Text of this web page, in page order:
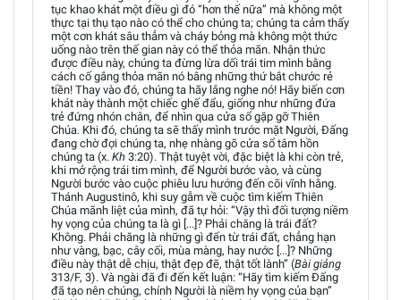
tục khao khát một điều gì đó “hơn thế nữa” mà không một
thực tại thụ tạo nào có thể cho chúng ta; chúng ta cảm thấy
một cơn khát sâu thẳm và cháy bỏng mà không một thức
uống nào trên thế gian này có thể thỏa mãn. Nhận thức
được điều này, chúng ta đừng lừa dối trái tim mình bằng
cách cố gắng thỏa mãn nó bằng những thứ bắt chước rẻ
tiền! Thay vào đó, chúng ta hãy lắng nghe nó! Hãy biến cơn
khát này thành một chiếc ghế đẩu, giống như những đứa
trẻ đứng nhón chân, để nhìn qua cửa sổ gặp gỡ Thiên
Chúa. Khi đó, chúng ta sẽ thấy mình trước mặt Người, Đấng
đang chờ đợi chúng ta, nhẹ nhàng gõ cửa sổ tâm hồn
chúng ta (x. Kh 3:20). Thật tuyệt vời, đặc biệt là khi còn trẻ,
khi mở rộng trái tim mình, để Người bước vào, và cùng
Người bước vào cuộc phiêu lưu hướng đến cõi vĩnh hằng.
Thánh Augustinô, khi suy gẫm về cuộc tìm kiếm Thiên
Chúa mãnh liệt của mình, đã tự hỏi: “Vậy thì đối tượng niềm
hy vọng của chúng ta là gì [...]? Phải chăng là trái đất?
Không. Phải chăng là những gì đến từ trái đất, chẳng hạn
như vàng, bạc, cây cối, mùa màng, hay nước [...]? Những
điều này thật dễ chịu, thật đẹp đẽ, thật tốt lành” (Bài giảng
313/F, 3). Và ngài đã đi đến kết luận: “Hãy tìm kiếm Đấng
đã tạo nên chúng, chính Người là niềm hy vọng của bạn”